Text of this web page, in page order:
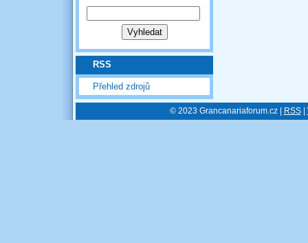
RSS
Přehled zdrojů
© 2023 Grancanariaforum.cz | RSS|